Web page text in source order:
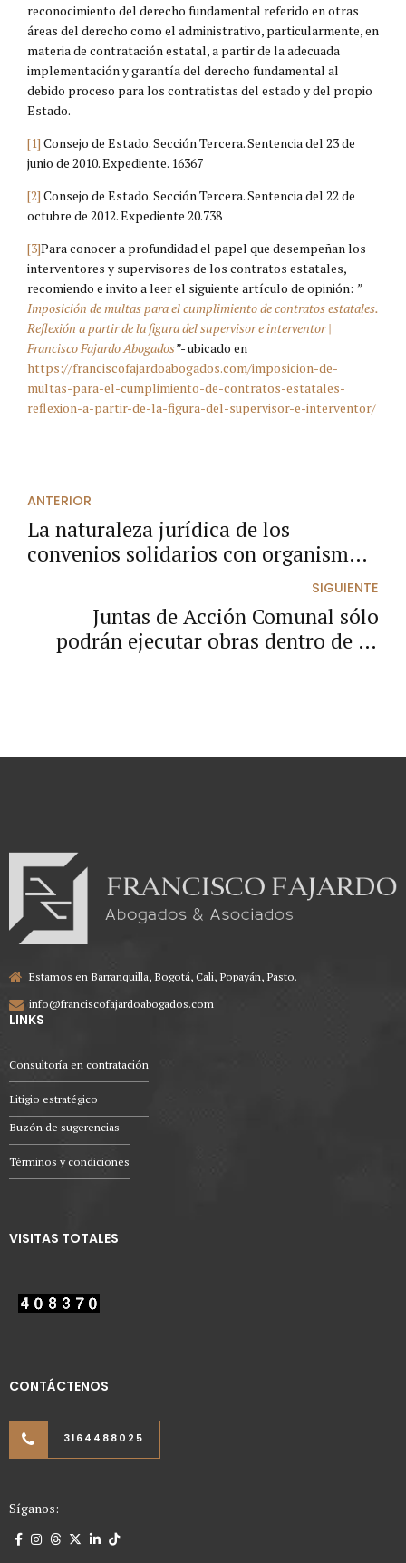
reconocimiento del derecho fundamental referido en otras
áreas del derecho como el administrativo, particularmente, en
materia de contratación estatal, a partir de la adecuada
implementación y garantía del derecho fundamental al
debido proceso para los contratistas del estado y del propio
Estado.
[1] Consejo de Estado. Sección Tercera. Sentencia del 23 de
junio de 2010. Expediente. 16367
[2] Consejo de Estado. Sección Tercera. Sentencia del 22 de
octubre de 2012. Expediente 20.738
[3]Para conocer a profundidad el papel que desempeñan los
interventores y supervisores de los contratos estatales,
recomiendo e invito a leer el siguiente artículo de opinión: ”
Imposición de multas para el cumplimiento de contratos estatales.
Reflexión a partir de la figura del supervisor e interventor |
Francisco Fajardo Abogados”-ubicado en
https://franciscofajardoabogados.com/imposicion-de-
multas-para-el-cumplimiento-de-contratos-estatales-
reflexion-a-partir-de-la-figura-del-supervisor-e-interventor/
ANTERIOR
La naturaleza jurídica de los
convenios solidarios con organismos
de acción comunal, no admite pactar
pago anticipado ni anticipo.
SIGUIENTE
Juntas de Acción Comunal sólo
podrán ejecutar obras dentro de su
Estamos en Barranquilla, Bogotá, Cali, Popayán, Pasto.
info@franciscofajardoabogados.com
LINKS
Consultoría en contratación
Litigio estratégico
Buzón de sugerencias
Términos y condiciones
VISITAS TOTALES
CONTÁCTENOS
3164488025
Síganos: